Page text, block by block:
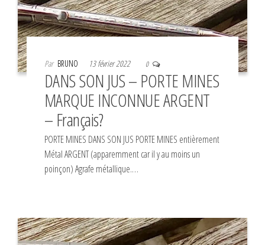
Par BRUNO 13 février 2022 0
DANS SON JUS – PORTE MINES
MARQUE INCONNUE ARGENT
– Français?
PORTE MINES DANS SON JUS PORTE MINES entièrement
Métal ARGENT (apparemment car il y au moins un
poinçon) Agrafe métallique.…